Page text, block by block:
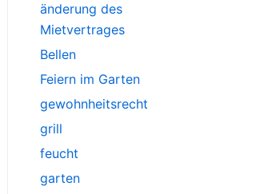
änderung des
Mietvertrages
Bellen
Feiern im Garten
gewohnheitsrecht
grill
feucht
garten